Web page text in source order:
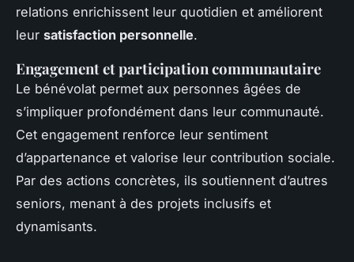
relations enrichissent leur quotidien et améliorent
leur satisfaction personnelle.
Engagement et participation communautaire
Le bénévolat permet aux personnes âgées de
s’impliquer profondément dans leur communauté.
Cet engagement renforce leur sentiment
d’appartenance et valorise leur contribution sociale.
Par des actions concrètes, ils soutiennent d’autres
seniors, menant à des projets inclusifs et
dynamisants.